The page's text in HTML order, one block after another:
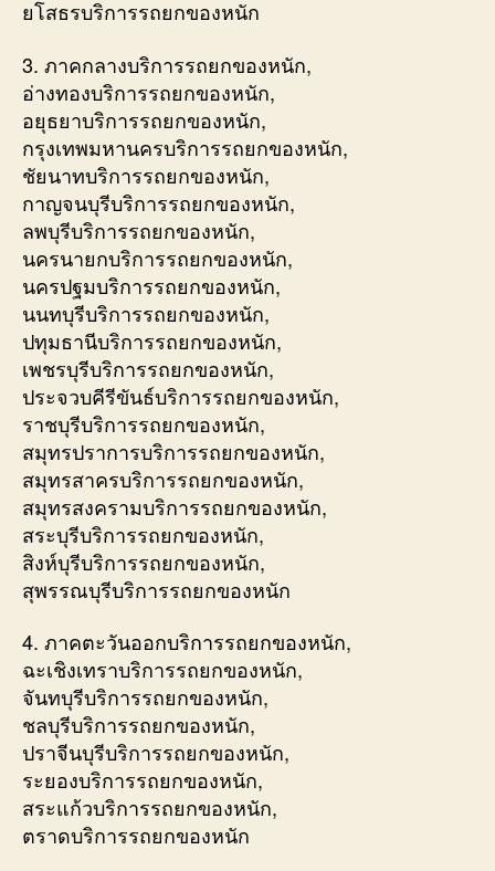
ยโสธรบริการรถยกของหนัก
3. ภาคกลางบริการรถยกของหนัก,
อ่างทองบริการรถยกของหนัก,
อยุธยาบริการรถยกของหนัก,
กรุงเทพมหานครบริการรถยกของหนัก,
ชัยนาทบริการรถยกของหนัก,
กาญจนบุรีบริการรถยกของหนัก,
ลพบุรีบริการรถยกของหนัก,
นครนายกบริการรถยกของหนัก,
นครปฐมบริการรถยกของหนัก,
นนทบุรีบริการรถยกของหนัก,
ปทุมธานีบริการรถยกของหนัก,
เพชรบุรีบริการรถยกของหนัก,
ประจวบคีรีขันธ์บริการรถยกของหนัก,
ราชบุรีบริการรถยกของหนัก,
สมุทรปราการบริการรถยกของหนัก,
สมุทรสาครบริการรถยกของหนัก,
สมุทรสงครามบริการรถยกของหนัก,
สระบุรีบริการรถยกของหนัก,
สิงห์บุรีบริการรถยกของหนัก,
สุพรรณบุรีบริการรถยกของหนัก
4. ภาคตะวันออกบริการรถยกของหนัก,
ฉะเชิงเทราบริการรถยกของหนัก,
จันทบุรีบริการรถยกของหนัก,
ชลบุรีบริการรถยกของหนัก,
ปราจีนบุรีบริการรถยกของหนัก,
ระยองบริการรถยกของหนัก,
สระแก้วบริการรถยกของหนัก,
ตราดบริการรถยกของหนัก